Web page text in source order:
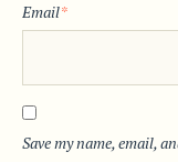
Email*
Save my name, email,